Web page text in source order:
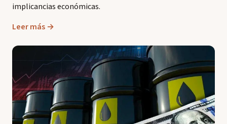
implicancias económicas.
Leer más →